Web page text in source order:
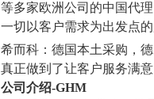
等多家欧洲公司的中国代
一切以客户需求为出发点
希而科：德国本土采购，
真正做到了让客户服务满
公司介绍-GHM